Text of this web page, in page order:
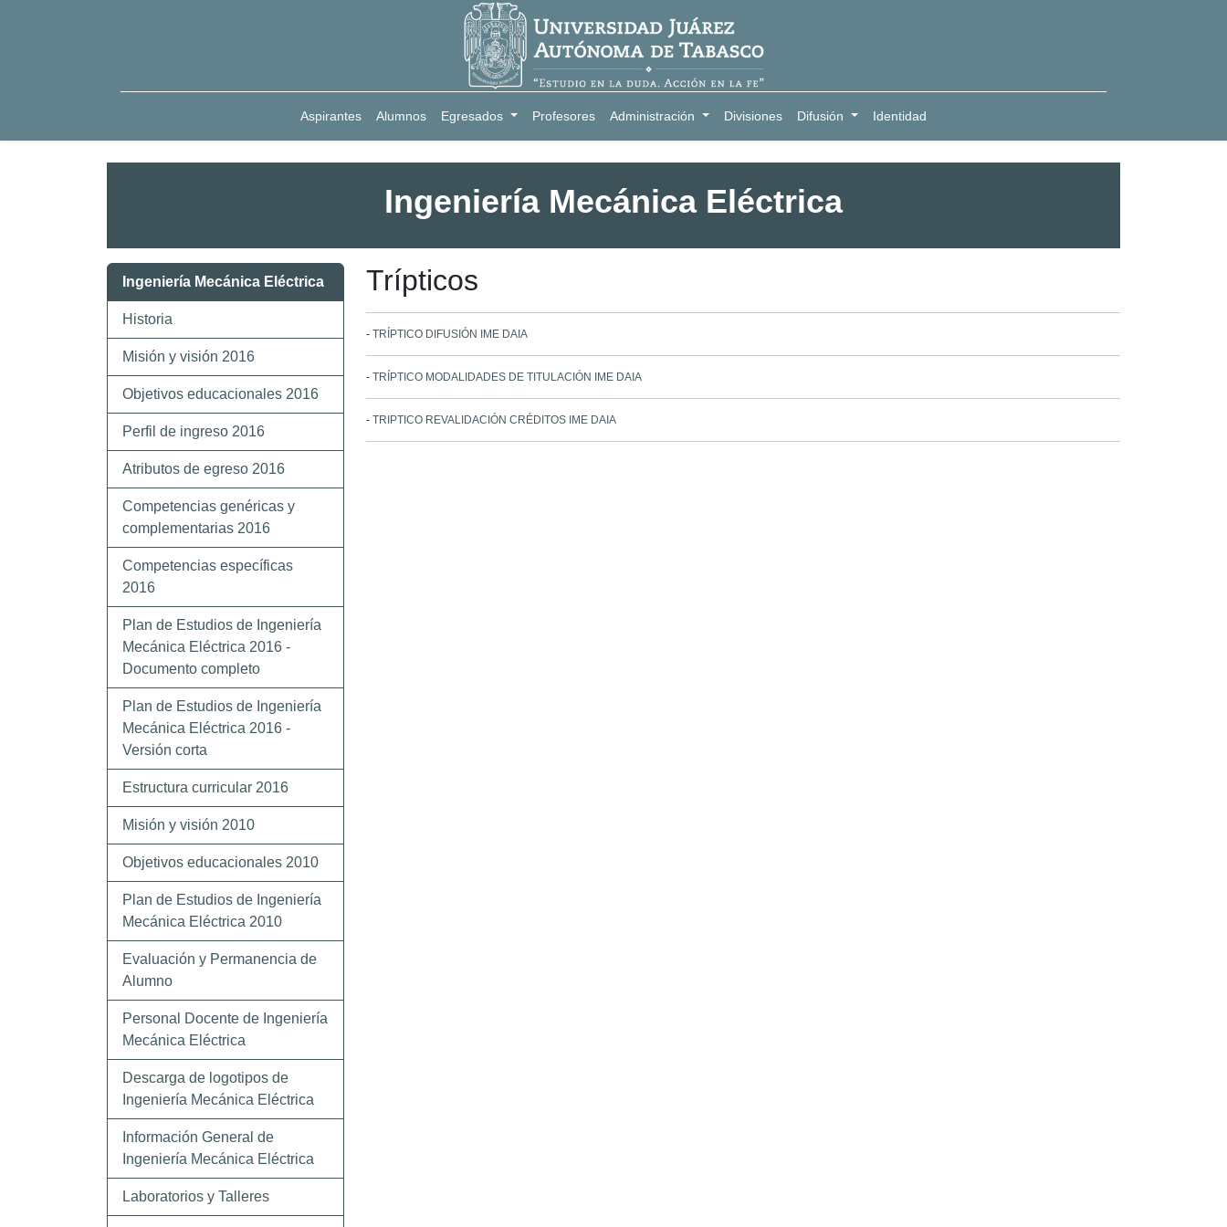
Aspirantes Alumnos Egresados Profesores Administración Divisiones Difusión Identidad
Ingeniería Mecánica Eléctrica
Ingeniería Mecánica Eléctrica
Historia
Misión y visión 2016
Objetivos educacionales 2016
Perfil de ingreso 2016
Atributos de egreso 2016
Competencias genéricas y
complementarias 2016
Competencias específicas
2016
Plan de Estudios de Ingeniería
Mecánica Eléctrica 2016 -
Documento completo
Plan de Estudios de Ingeniería
Mecánica Eléctrica 2016 -
Versión corta
Estructura curricular 2016
Misión y visión 2010
Objetivos educacionales 2010
Plan de Estudios de Ingeniería
Mecánica Eléctrica 2010
Evaluación y Permanencia de
Alumno
Personal Docente de Ingeniería
Mecánica Eléctrica
Descarga de logotipos de
Ingeniería Mecánica Eléctrica
Información General de
Ingeniería Mecánica Eléctrica
Laboratorios y Talleres
Trípticos
- TRÍPTICO DIFUSIÓN IME DAIA
- TRÍPTICO MODALIDADES DE TITULACIÓN IME DAIA
- TRIPTICO REVALIDACIÓN CRÉDITOS IME DAIA